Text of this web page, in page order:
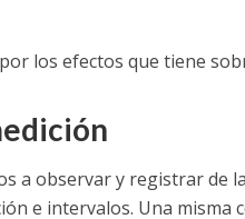
los efectos que tiene
a observar y registrar de
e intervalos. Una misma